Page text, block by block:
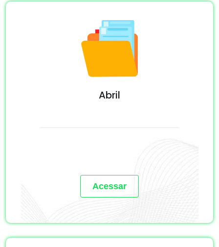
Abril
Acessar